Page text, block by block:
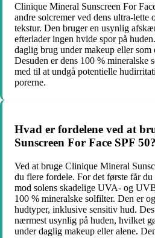
Clinique Mineral Sunscreen For
andre solcremer ved dens ultra-lette
tekstur. Den bruger en usynlig
efterlader ingen hvide spor på
daglig brug under makeup eller som
Desuden er dens 100 % mineralske
med til at undgå potentielle
porerne.
Hvad er fordelene ved at
Sunscreen For Face SPF 50?
Ved at bruge Clinique Mineral
du flere fordele. For det første får du
mod solens skadelige UVA- og
100 % mineralske solfilter. Den er
hudtyper, inklusive sensitiv hud.
nærmest usynlig på huden, hvilket
under daglig makeup eller alene.